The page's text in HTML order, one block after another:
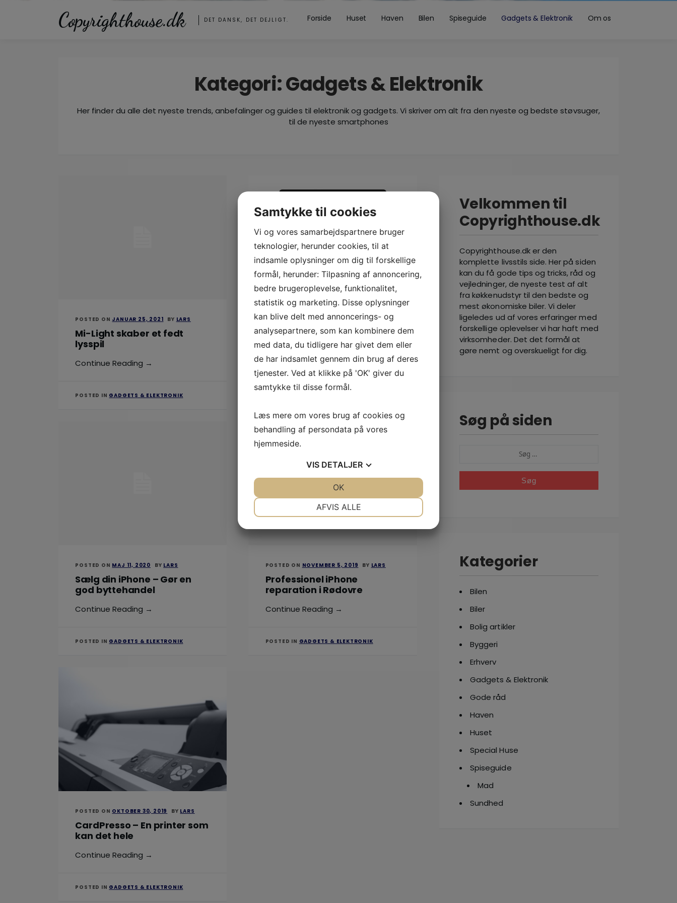
Copyrighthouse.dk DET DANSK, DET DEJLIGT. Forside Huset Haven Bilen Spiseguide Gadgets & Elektronik Om os
Kategori:Gadgets & Elektronik
Her finder du alle det nyeste trends, anbefalinger og guides til elektronik og gadgets. Vi skriver om alt fra den nyeste og bedste støvsuger,
til de nyeste smartphones
POSTED ON JANUAR 25, 2021 BY LARS
Mi-Light skaber et fedt
lysspil
Continue Reading →
POSTED IN GADGETS & ELEKTRONIK
POSTED ON JANUAR 18, 2021 BY LARS
En god mac reparation
frederiksberg
Continue Reading →
POSTED ON MAJ 11, 2020 BY LARS
Sælg din iPhone – Gør en
god byttehandel
Continue Reading →
POSTED IN GADGETS & ELEKTRONIK
POSTED ON NOVEMBER 5, 2019 BY LARS
Professionel iPhone
reparation i Rødovre
Continue Reading →
POSTED IN GADGETS & ELEKTRONIK
POSTED ON OKTOBER 30, 2019 BY LARS
CardPresso – En printer som
kan det hele
Continue Reading →
POSTED IN GADGETS & ELEKTRONIK
Velkommen til
Copyrighthouse.dk
Copyrighthouse.dk er den
komplette livsstils side. Her på siden
kan du få gode tips og tricks, råd og
vejledninger, de nyeste test af alt
fra køkkenudstyr til den bedste og
mest økonomiske biler. Vi deler
ligeledes ud af vores erfaringer med
forskellige oplevelser vi har haft med
virksomheder. Det det formål at
gøre nemt og overskueligt for dig.
Søg på siden
Kategorier
Bilen
Biler
Bolig artikler
Byggeri
Erhverv
Gadgets & Elektronik
Gode råd
Haven
Huset
Special Huse
Spiseguide
Mad
Sundhed
Samtykke til cookies
Vi og vores samarbejdspartnere bruger
teknologier, herunder cookies, til at
indsamle oplysninger om dig til forskellige
formål, herunder: Tilpasning af annoncering,
bedre brugeroplevelse, funktionalitet,
statistik og marketing. Disse oplysninger
kan blive delt med annoncerings- og
analysepartnere, som kan kombinere dem
med data, du tidligere har givet dem eller
de har indsamlet gennem din brug af deres
tjenester. Ved at klikke på 'OK' giver du
samtykke til disse formål.
Læs mere om vores brug af cookies og
behandling af persondata på vores
hjemmeside.
VIS DETALJER
AFVIS ALLE
OK